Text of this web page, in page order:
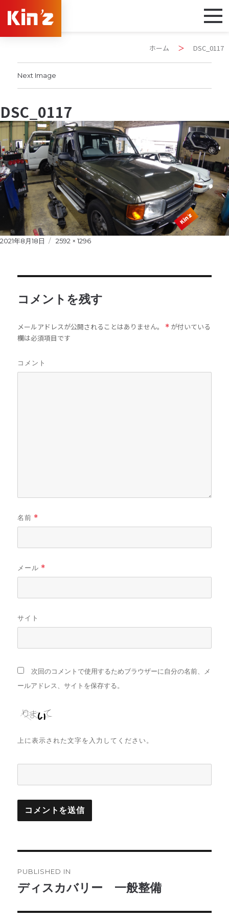
ホーム ＞ DSC_0117
Next Image
DSC_0117
Posted
2021年8月18日
Full
2592 × 1296
コメントを残す
メールアドレスが公開されることはありません。 * が付いている
欄は必須項目です
コメント
名前 *
メール *
サイト
次回のコメントで使用するためブラウザーに自分の名前、メ
ールアドレス、サイトを保存する。
上に表示された文字を入力してください。
稿
PUBLISHED IN
ディスカバリー 一般整備